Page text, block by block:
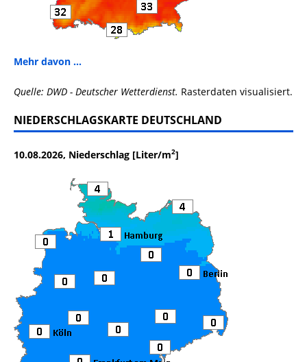
Mehr davon ...
Quelle: DWD - Deutscher Wetterdienst. Rasterdaten visualisiert.
NIEDERSCHLAGSKARTE DEUTSCHLAND
10.08.2026, Niederschlag [Liter/m2]